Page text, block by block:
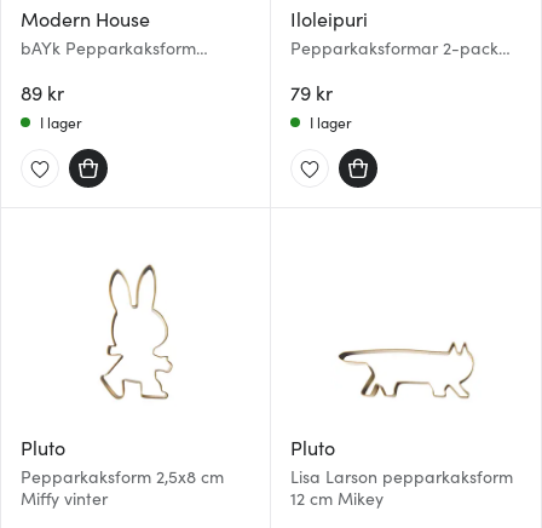
Modern House
bAYk Pepparkaksform
89 kr
I lager
Iloleipuri
Pepparkaksformar 2-pack
79 kr
I lager
Pluto
Pepparkaksform 2,5x8 cm
Miffy vinter
Pluto
Lisa Larson pepparkaksform
12 cm Mikey